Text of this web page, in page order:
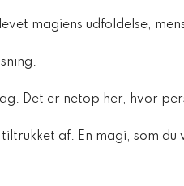
magiens udfoldelse,
Det er netop her, hvor
af. En magi, som